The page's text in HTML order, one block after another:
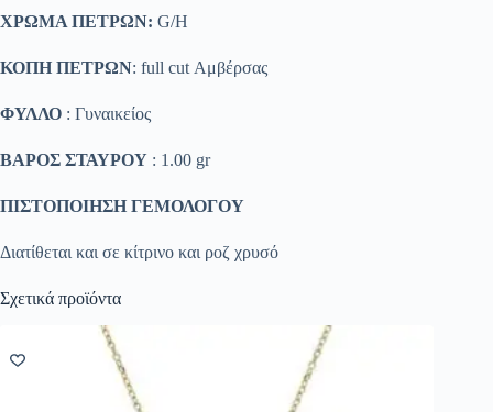
ΧΡΩΜΑ ΠΕΤΡΩΝ: G/H
ΚΟΠΗ ΠΕΤΡΩΝ: full cut Αμβέρσας
ΦΥΛΛΟ : Γυναικείος
ΒΑΡΟΣ ΣΤΑΥΡΟΥ : 1.00 gr
ΠΙΣΤΟΠΟΙΗΣΗ ΓΕΜΟΛΟΓΟΥ
Διατίθεται και σε κίτρινο και ροζ χρυσό
Σχετικά προϊόντα